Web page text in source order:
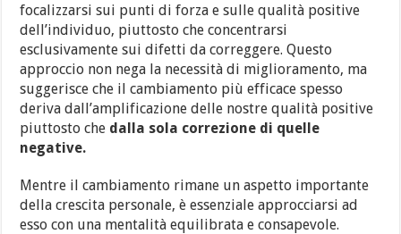
focalizzarsi sui punti di forza e sulle qualità positive
dell’individuo, piuttosto che concentrarsi
esclusivamente sui difetti da correggere. Questo
approccio non nega la necessità di miglioramento, ma
suggerisce che il cambiamento più efficace spesso
deriva dall’amplificazione delle nostre qualità positive
piuttosto che dalla sola correzione di quelle
negative.
Mentre il cambiamento rimane un aspetto importante
della crescita personale, è essenziale approcciarsi ad
esso con una mentalità equilibrata e consapevole.